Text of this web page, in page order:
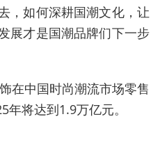
，如何深耕国潮文化，让
展才是国潮品牌们下一步
在中国时尚潮流市场零售
将达到1.9万亿元。